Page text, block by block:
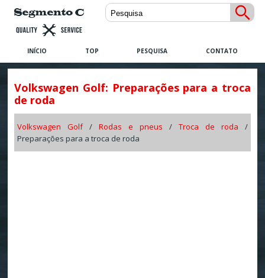
INÍCIO TOP PESQUISA CONTATO
Volkswagen Golf: Preparações para a troca
de roda
Volkswagen Golf/ Rodas e pneus /Troca de roda /
Preparações para a troca de roda